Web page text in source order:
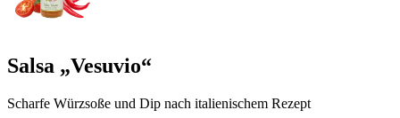
Salsa „Vesuvio“
Scharfe Würzsoße und Dip nach italienischem Rezept